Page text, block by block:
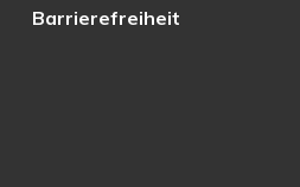
Barrierefreiheit